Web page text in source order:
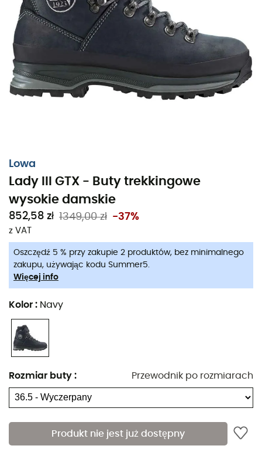
Lowa
Lady III GTX - Buty trekkingowe
wysokie damskie
852,58 zł 1349,00 zł -37%
z VAT
Oszczędź 5 % przy zakupie 2 produktów, bez minimalnego
zakupu, używając kodu Summer5.
Więcej info
Kolor : Navy
Rozmiar buty : Przewodnik po rozmiarach
Produkt nie jest już dostępny